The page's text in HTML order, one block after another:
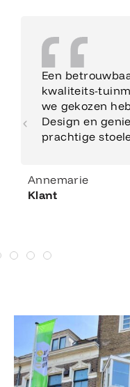
Een
kwaliteits-
we gekozen
Design en
prachtige
Annemarie
Klant